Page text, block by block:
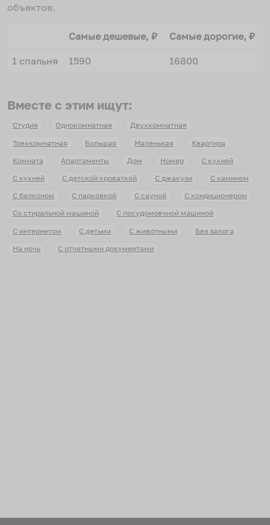
объектов.
Самые дешевые, ₽ Самые дорогие, ₽
1 спальня 1590 16800
Вместе с этим ищут:
Студия Однокомнатная
Двухкомнатная
Трехкомнатная
Большая Маленькая
Квартира
Комната
Апартаменты Дом Номер
С кухней
С кухней
С детской кроваткой С джакузи
С камином
С балконом
С парковкой С сауной
С кондиционером
Со стиральной машиной
С посудомоечной машиной
С интернетом
С детьми С животными
Без залога
На ночь
С отчетными документами